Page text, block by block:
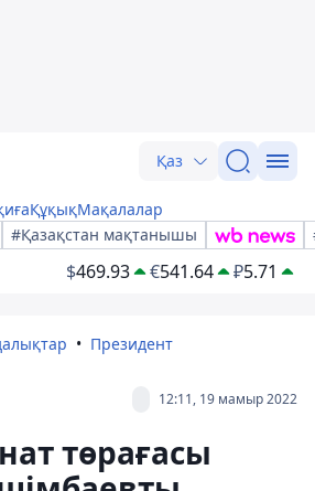
Қаз
ҚұқықМақалалар
#Қазақстан мақтанышы
$469.93 €541.64 ₽5.71
Президент
12:11, 19 мамыр 2022
төрағасы